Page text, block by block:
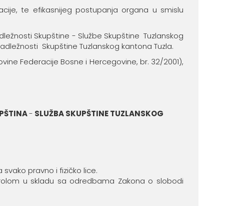
te efikasnijeg postupanja organa u smislu
Skupštine - Službe Skupštine Tuzlanskog
Skupštine Tuzlanskog kantona Tuzla.
Federacije Bosne i Hercegovine, br. 32/2001),
- SLUŽBA SKUPŠTINE TUZLANSKOG
pravno i fizičko lice.
u skladu sa odredbama Zakona o slobodi